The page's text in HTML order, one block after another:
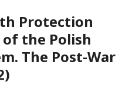
Protection
the Polish
The Post-War